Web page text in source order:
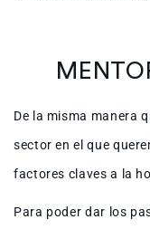
De la misma manera
sector en el que
factores claves a la
Para poder dar los